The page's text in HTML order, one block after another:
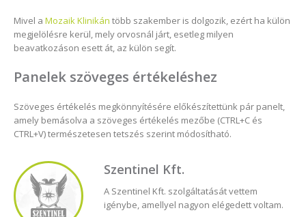
Mivel a Mozaik Klinikán több szakember is dolgozik, ezért ha külön
megjelölésre kerül, mely orvosnál járt, esetleg milyen
beavatkozáson esett át, az külön segít.
Panelek szöveges értékeléshez
Szöveges értékelés megkönnyítésére előkészítettünk pár panelt,
amely bemásolva a szöveges értékelés mezőbe (CTRL+C és
CTRL+V) természetesen tetszés szerint módosítható.
Szentinel Kft.
A Szentinel Kft. szolgáltatását vettem
igénybe, amellyel nagyon elégedett voltam.